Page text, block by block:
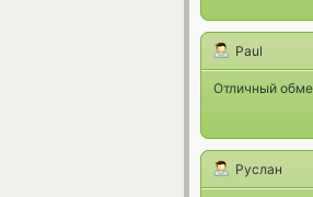
Paul
Отличный
Руслан